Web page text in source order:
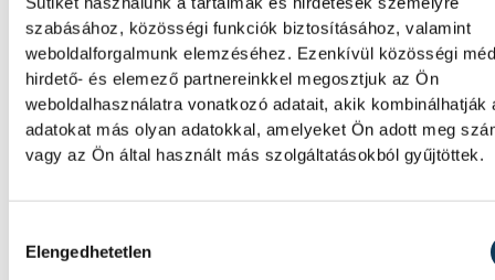
szabásához, közösségi funkciók biztosításához, valamint
weboldalforgalmunk elemzéséhez. Ezenkívül közösségi
hirdető- és elemező partnereinkkel megosztjuk az Ön
weboldalhasználatra vonatkozó adatait, akik kombinálhatják
adatokat más olyan adatokkal, amelyeket Ön adott meg
vagy az Ön által használt más szolgáltatásokból gyűjtöttek.
Elengedhetetlen
Érzelmekben és gólokban gazdag
láthatott a veszprémi közönség péntek
One Veszprém idénybeli első hazai
fölényesen nyert a szlovén RK Celje ellen,
azonban Gasper Marguc búcsúja miatt
örökre emlékezetes. A szlovén
mezét, amelyet a klub örökre